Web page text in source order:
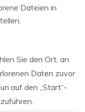
Dateien in
Sie den Ort, an
Daten zuvor
auf den „Start“-